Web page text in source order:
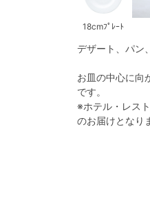
18cmﾌﾟﾚｰﾄ
デザート、パン
お皿の中心に向
です。
※ホテル・レス
のお届けとなり